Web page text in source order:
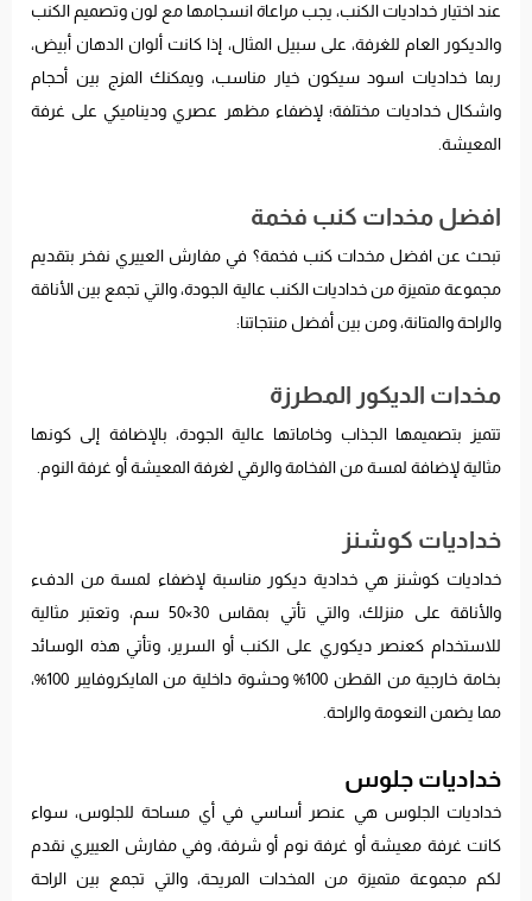
عند اختيار خداديات الكنب، يجب مراعاة انسجامها مع لون وتصميم الكنب
والديكور العام للغرفة، على سبيل المثال، إذا كانت ألوان الدهان أبيض،
ربما خداديات اسود سيكون خيار مناسب، ويمكنك المزج بين أحجام
واشكال خداديات مختلفة؛ لإضفاء مظهر عصري وديناميكي على غرفة
المعيشة.
افضل مخدات كنب فخمة
تبحث عن افضل مخدات كنب فخمة؟ في مفارش العييري نفخر بتقديم
مجموعة متميزة من خداديات الكنب عالية الجودة، والتي تجمع بين الأناقة
والراحة والمتانة، ومن بين أفضل منتجاتنا:
مخدات الديكور المطرزة
تتميز بتصميمها الجذاب وخاماتها عالية الجودة، بالإضافة إلى كونها
مثالية لإضافة لمسة من الفخامة والرقي لغرفة المعيشة أو غرفة النوم.
خداديات كوشنز
خداديات كوشنز هي خدادية ديكور مناسبة لإضفاء لمسة من الدفء
والأناقة على منزلك، والتي تأتي بمقاس 30×50 سم، وتعتبر مثالية
للاستخدام كعنصر ديكوري على الكنب أو السرير، وتأتي هذه الوسائد
بخامة خارجية من القطن 100% وحشوة داخلية من المايكروفايبر 100%،
مما يضمن النعومة والراحة.
خداديات جلوس
خداديات الجلوس هي عنصر أساسي في أي مساحة للجلوس، سواء
كانت غرفة معيشة أو غرفة نوم أو شرفة، وفي مفارش العييري نقدم
لكم مجموعة متميزة من المخدات المريحة، والتي تجمع بين الراحة